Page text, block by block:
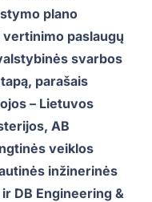
plano
paslaugų
svarbos
parašais
– Lietuvos
AB
veiklos
inžinerinės
DB Engineering &